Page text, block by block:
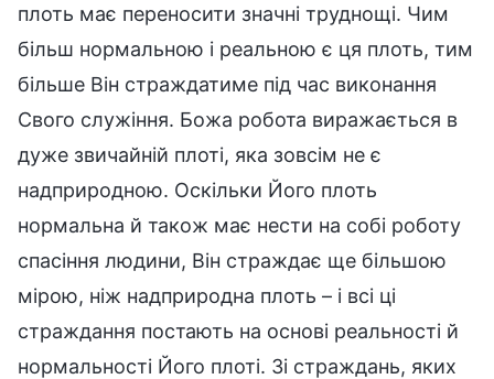
плоть має переносити значні труднощі. Чим
більш нормальною і реальною є ця плоть, тим
більше Він страждатиме під час виконання
Свого служіння. Божа робота виражається в
дуже звичайній плоті, яка зовсім не є
надприродною. Оскільки Його плоть
нормальна й також має нести на собі роботу
спасіння людини, Він страждає ще більшою
мірою, ніж надприродна плоть – і всі ці
страждання постають на основі реальності й
нормальності Його плоті. Зі страждань, яких